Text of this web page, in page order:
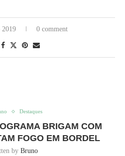
2019 0 comment
Destaques
BRIGAM COM
FOGO EM BORDEL
by Bruno